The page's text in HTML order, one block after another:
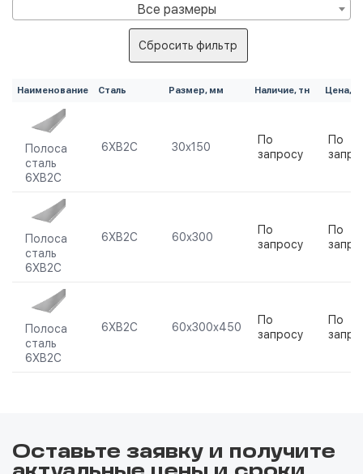
Все размеры
Сбросить фильтр
Наименование Сталь Размер, мм Наличие, тн Цена, ₽
Полоса
сталь
6ХВ2С
6ХВ2С 30х150
По
запросу
По
Полоса
сталь
6ХВ2С
6ХВ2С 60х300
По
запросу
По
Полоса
сталь
6ХВ2С
6ХВ2С 60х300х450
По
запросу
По
Оставьте заявку и получите